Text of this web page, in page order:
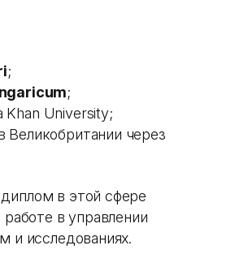
;
;
University;
Великобритании через
в этой сфере
в управлении
и исследованиях.